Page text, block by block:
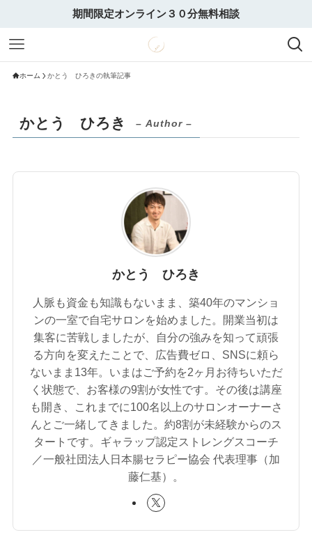
期間限定オンライン３０分無料相談
ホーム かとう ひろきの執筆記事
かとう ひろき – Author –
かとう ひろき
人脈も資金も知識もないまま、築40年のマンショ
ンの一室で自宅サロンを始めました。開業当初は
集客に苦戦しましたが、自分の強みを知って頑張
る方向を変えたことで、広告費ゼロ、SNSに頼ら
ないまま13年。いまはご予約を2ヶ月お待ちいただ
く状態で、お客様の9割が女性です。その後は講座
も開き、これまでに100名以上のサロンオーナーさ
んとご一緒してきました。約8割が未経験からのス
タートです。ギャラップ認定ストレングスコーチ
／一般社団法人日本腸セラピー協会 代表理事（加
藤仁基）。